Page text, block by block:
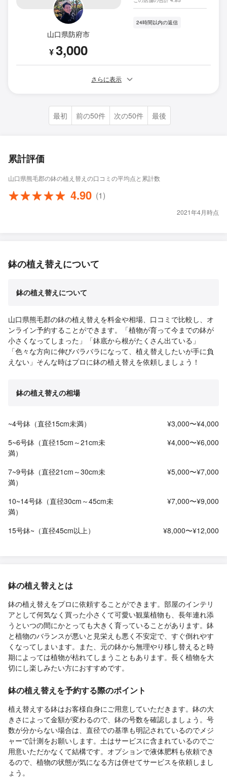
山口県防府市
¥3,000
24時間以内の返信
さらに表示
最初 前の50件 次の50件 最後
累計評価
山口県熊毛郡の鉢の植え替えの口コミの平均点と累計数
4.90 (1)
2021年4月時点
鉢の植え替えについて
鉢の植え替えについて
山口県熊毛郡の鉢の植え替えを料金や相場、口コミで比較し、オ
ンライン予約することができます。「植物が育って今までの鉢が
小さくなってしまった」「鉢底から根がたくさん出ている」
「色々な方向に伸びバラバラになって、植え替えしたいが手に負
えない」そんな時はプロに鉢の植え替えを依頼しましょう！
鉢の植え替えの相場
~4号鉢（直径15cm未満）
¥3,000〜¥4,000
5~6号鉢（直径15cm～21cm未
満）
¥4,000〜¥6,000
7~9号鉢（直径21cm～30cm未
満）
¥5,000〜¥7,000
10~14号鉢（直径30cm～45cm未
満）
¥7,000〜¥9,000
15号鉢~（直径45cm以上） ¥8,000〜¥12,000
鉢の植え替えとは
鉢の植え替えをプロに依頼することができます。部屋のインテリ
アとして何気なく買った小さくて可愛い観葉植物も、長年連れ添
うといつの間にかとっても大きく育っていることがあります。鉢
と植物のバランスが悪いと見栄えも悪く不安定で、すぐ倒れやす
くなってしまいます。また、元の鉢から無理やり移し替えると時
期によっては植物が枯れてしまうこともあります。長く植物を大
切にし楽しみたい方におすすめです。
鉢の植え替えを予約する際のポイント
植え替えする鉢はお客様自身にご用意していただきます。鉢の大
きさによって金額が変わるので、鉢の号数を確認しましょう。号
数が分からない場合は、直径での基準も明記されているのでメジ
ャーで計測をお願いします。土はサービスに含まれているのでご
用意いただかなくて結構です。オプションで液体肥料も依頼でき
るので、植物の状態が気になる方は併せてサービスを依頼しまし
ょう。